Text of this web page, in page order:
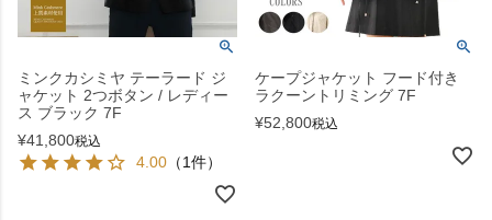
ミンクカシミヤ テーラード ジ
ャケット 2つボタン / レディー
ス ブラック 7F
¥41,800税込
4.00 （1件）
ケープジャケット フード付き
ラクーントリミング 7F
¥52,800税込